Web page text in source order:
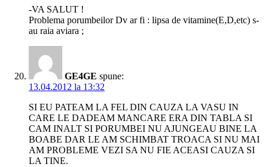
-VA SALUT !
Problema porumbeilor Dv ar fi : lipsa de vitamine(E,D,etc) s-
au raia aviara ;
GE4GE spune:
13.04.2012 la 13:32
SI EU PATEAM LA FEL DIN CAUZA LA VASU IN
CARE LE DADEAM MANCARE ERA DIN TABLA SI
CAM INALT SI PORUMBEI NU AJUNGEAU BINE LA
BOABE DAR LE AM SCHIMBAT TROACA SI NU MAI
AM PROBLEME VEZI SA NU FIE ACEASI CAUZA SI
LA TINE.